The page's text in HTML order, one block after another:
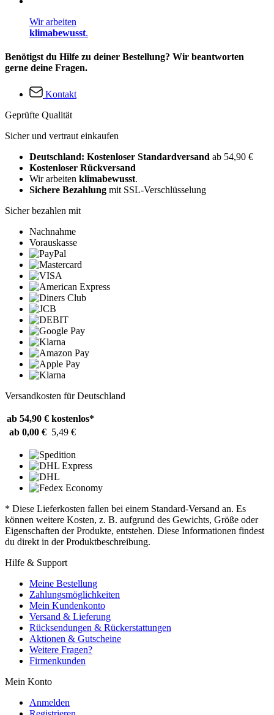
Wir arbeiten
klimabewusst.
Benötigst du Hilfe zu deiner Bestellung? Wir beantworten
gerne deine Fragen.
Kontakt
Geprüfte Qualität
Sicher und vertraut einkaufen
Deutschland: Kostenloser Standardversand ab 54,90 €
Kostenloser Rückversand
Wir arbeiten klimabewusst.
Sichere Bezahlung mit SSL-Verschlüsselung
Sicher bezahlen mit
Nachnahme
Vorauskasse
Versandkosten für Deutschland
ab 54,90 € kostenlos*
ab 0,00 € 5,49 €
* Diese Lieferkosten fallen bei einem Standard-Versand an. Es
können weitere Kosten, z. B. aufgrund des Gewichts, Größe oder
Eigenschaften der Produkte, entstehen. Diese Informationen findest
du direkt in der Produktbeschreibung.
Hilfe & Support
Meine Bestellung
Zahlungsmöglichkeiten
Mein Kundenkonto
Versand & Lieferung
Rücksendungen & Rückerstattungen
Aktionen & Gutscheine
Weitere Fragen?
Firmenkunden
Mein Konto
Anmelden